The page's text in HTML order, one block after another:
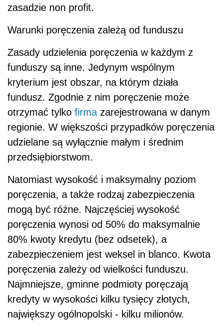
zasadzie non profit.
Warunki poręczenia zależą od funduszu
Zasady udzielenia poręczenia w każdym z
funduszy są inne. Jedynym wspólnym
kryterium jest obszar, na którym działa
fundusz. Zgodnie z nim poręczenie może
otrzymać tylko firma zarejestrowana w danym
regionie. W większości przypadków poręczenia
udzielane są wyłącznie małym i średnim
przedsiębiorstwom.
Natomiast wysokość i maksymalny poziom
poręczenia, a także rodzaj zabezpieczenia
mogą być różne. Najczęściej wysokość
poręczenia wynosi od 50% do maksymalnie
80% kwoty kredytu (bez odsetek), a
zabezpieczeniem jest weksel in blanco. Kwota
poręczenia zależy od wielkości funduszu.
Najmniejsze, gminne podmioty poręczają
kredyty w wysokości kilku tysięcy złotych,
największy ogólnopolski - kilku milionów.